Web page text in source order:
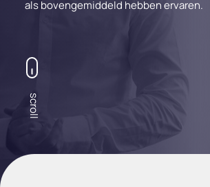
als bovengemiddeld hebben ervaren.
scroll